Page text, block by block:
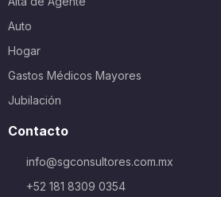
Auto
Hogar
Gastos Médicos Mayores
Jubilación
Contacto
info@sgconsultores.com.mx
+52 181 8309 0354